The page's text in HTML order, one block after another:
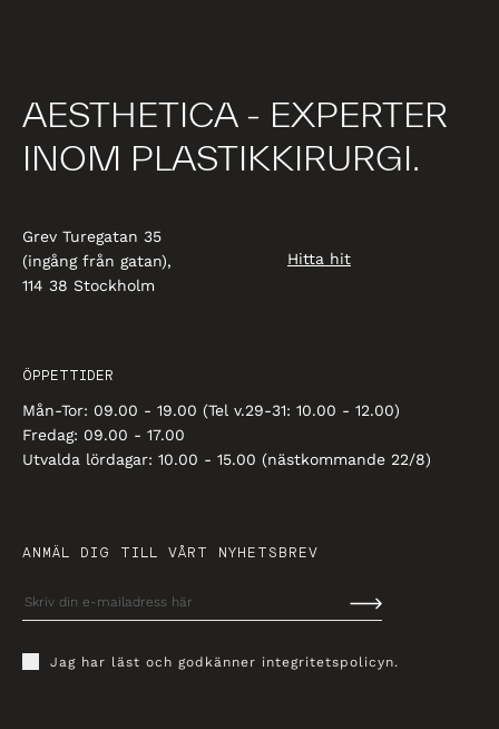
AESTHETICA - EXPERTER
INOM PLASTIKKIRURGI.
Grev Turegatan 35
(ingång från gatan),
114 38 Stockholm
Hitta hit
ÖPPETTIDER
Mån-Tor: 09.00 - 19.00 (Tel v.29-31: 10.00 - 12.00)
Fredag: 09.00 - 17.00
Utvalda lördagar: 10.00 - 15.00 (nästkommande 22/8)
ANMÄL DIG TILL VÅRT NYHETSBREV
Jag har läst och godkänner integritetspolicyn.